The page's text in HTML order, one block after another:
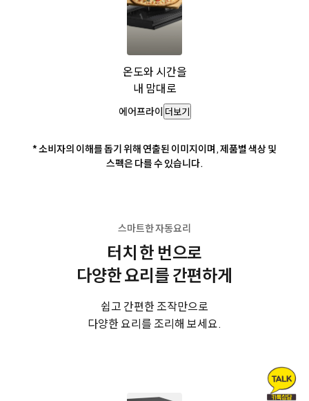
온도와 시간을
내 맘대로
에어프라이 더보기
* 소비자의 이해를 돕기 위해 연출된 이미지이며, 제품별 색상 및
스펙은 다를 수 있습니다.
스마트한 자동요리
터치 한 번으로
다양한 요리를 간편하게
쉽고 간편한 조작만으로
다양한 요리를 조리해 보세요.